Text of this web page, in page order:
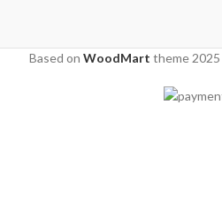
Based on WoodMart theme2025